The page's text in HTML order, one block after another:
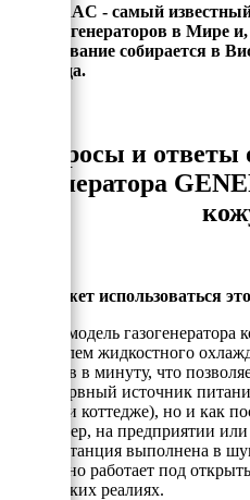
GENERAC - самый
электрогенераторов в Мире
оборудование собирается в
1959 года.
Вопросы и ответы
генератора
Как может использоваться
Данная модель
двигателем жидкостного
оборотов в минуту, что
как резервный источник
доме или коттедже), но и как
(например, на предприятии
Электрстанция выполнена в
прекрасно работает под
Российских реалиях.